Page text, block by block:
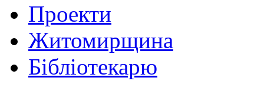
Проекти
Житомирщина
Бібліотекарю